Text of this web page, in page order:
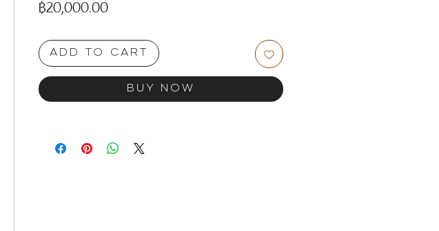
Add to Cart
Buy Now